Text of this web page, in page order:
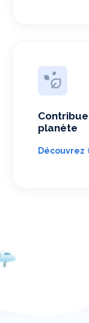
planète
Découvrez